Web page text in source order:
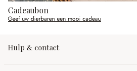
Cadeaubon
Geef uw dierbaren een mooi cadeau
Hulp & contact